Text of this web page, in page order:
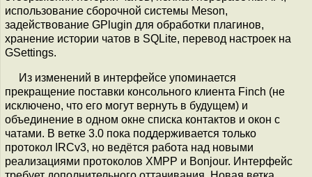
использование сборочной системы Meson,
задействование GPlugin для обработки плагинов,
хранение истории чатов в SQLite, перевод настроек на
GSettings.
Из изменений в интерфейсе упоминается
прекращение поставки консольного клиента Finch (не
исключено, что его могут вернуть в будущем) и
объединение в одном окне списка контактов и окон с
чатами. В ветке 3.0 пока поддерживается только
протокол IRCv3, но ведётся работа над новыми
реализациями протоколов XMPP и Bonjour. Интерфейс